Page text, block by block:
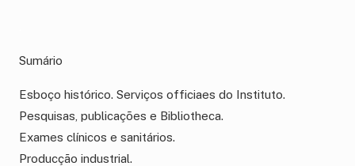
Sumário
Esboço histórico. Serviços officiaes do Instituto.
Pesquisas, publicações e Bibliotheca.
Exames clínicos e sanitários.
Producção industrial.